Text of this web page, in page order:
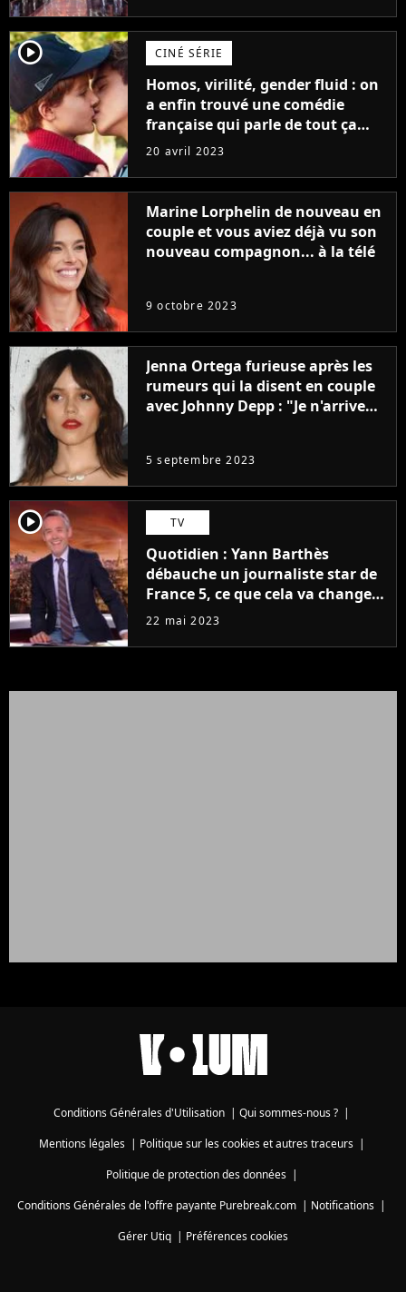
player2 CINÉ SÉRIE
Homos, virilité, gender fluid : on
a enfin trouvé une comédie
française qui parle de tout ça
sans être super ringarde
20 avril 2023
Marine Lorphelin de nouveau en
couple et vous aviez déjà vu son
nouveau compagnon... à la télé
9 octobre 2023
Jenna Ortega furieuse après les
rumeurs qui la disent en couple
avec Johnny Depp : "Je n'arrive
5 septembre 2023
player2 TV
Quotidien : Yann Barthès
débauche un journaliste star de
France 5, ce que cela va changer
à la rentrée
22 mai 2023
Conditions Générales d'Utilisation | Qui sommes-nous ? |
Mentions légales| Politique sur les cookies et autres traceurs|
Politique de protection des données|
Conditions Générales de l'offre payante Purebreak.com | Notifications |
Gérer Utiq | Préférences cookies